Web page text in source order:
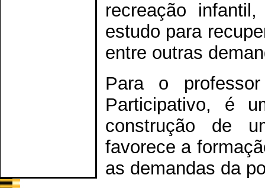
recreação
estudo para
entre outras
Para o
Participativo, é
construção de
favorece a
as demandas da